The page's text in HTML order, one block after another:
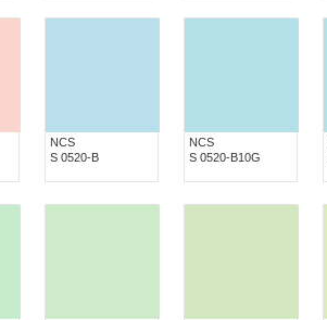
NCS
S 0520-B
NCS
S 0520-B10G